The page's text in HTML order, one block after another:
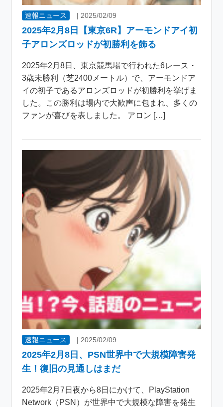
速報ニュース |2025/02/09
2025年2月8日【東京6R】アーモンドアイ初
子アロンズロッドが初勝利を飾る
2025年2月8日、東京競馬場で行われた6レース・
3歳未勝利（芝2400メートル）で、アーモンドア
イの初子であるアロンズロッドが初勝利を挙げま
した。この勝利は場内で大歓声に包まれ、多くの
ファンが喜びを表しました。 アロン […]
速報ニュース | 2025/02/09
2025年2月8日、PSN世界中で大規模障害発
生！復旧の見通しはまだ
2025年2月7日夜から8日にかけて、PlayStation
Network（PSN）が世界中で大規模な障害を発生